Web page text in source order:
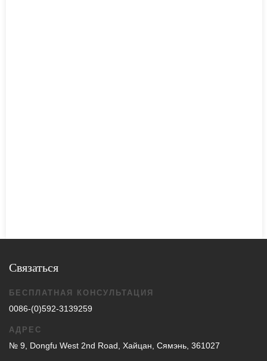
Связаться
БЕСПЛАТНАЯ КОНСУЛЬТАЦИЯ
0086-(0)592-3139259
АДРЕС
№ 9, Dongfu West 2nd Road, Хайцан, Сямэнь, 361027